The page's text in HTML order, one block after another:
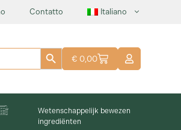
Contatto Italiano
Pulsante di ricerca
€ 0,00
Wetenschappelijk bewezen
ingrediënten